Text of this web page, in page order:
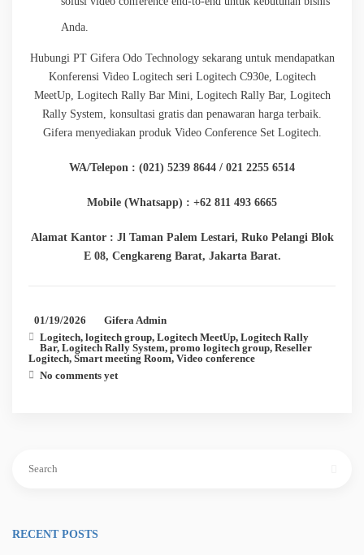
Anda.
Hubungi PT Gifera Odo Technology sekarang untuk mendapatkan
Konferensi Video Logitech seri Logitech C930e, Logitech
MeetUp, Logitech Rally Bar Mini, Logitech Rally Bar, Logitech
Rally System, konsultasi gratis dan penawaran harga terbaik.
Gifera menyediakan produk Video Conference Set Logitech.
WA/Telepon : (021) 5239 8644 / 021 2255 6514
Mobile (Whatsapp) : +62 811 493 6665
Alamat Kantor : Jl Taman Palem Lestari, Ruko Pelangi Blok
E 08, Cengkareng Barat, Jakarta Barat.
01/19/2026
Gifera Admin
Logitech, logitech group, Logitech MeetUp, Logitech Rally
Bar, Logitech Rally System, promo logitech group, Reseller
Logitech, Smart meeting Room, Video conference
No comments yet
RECENT POSTS